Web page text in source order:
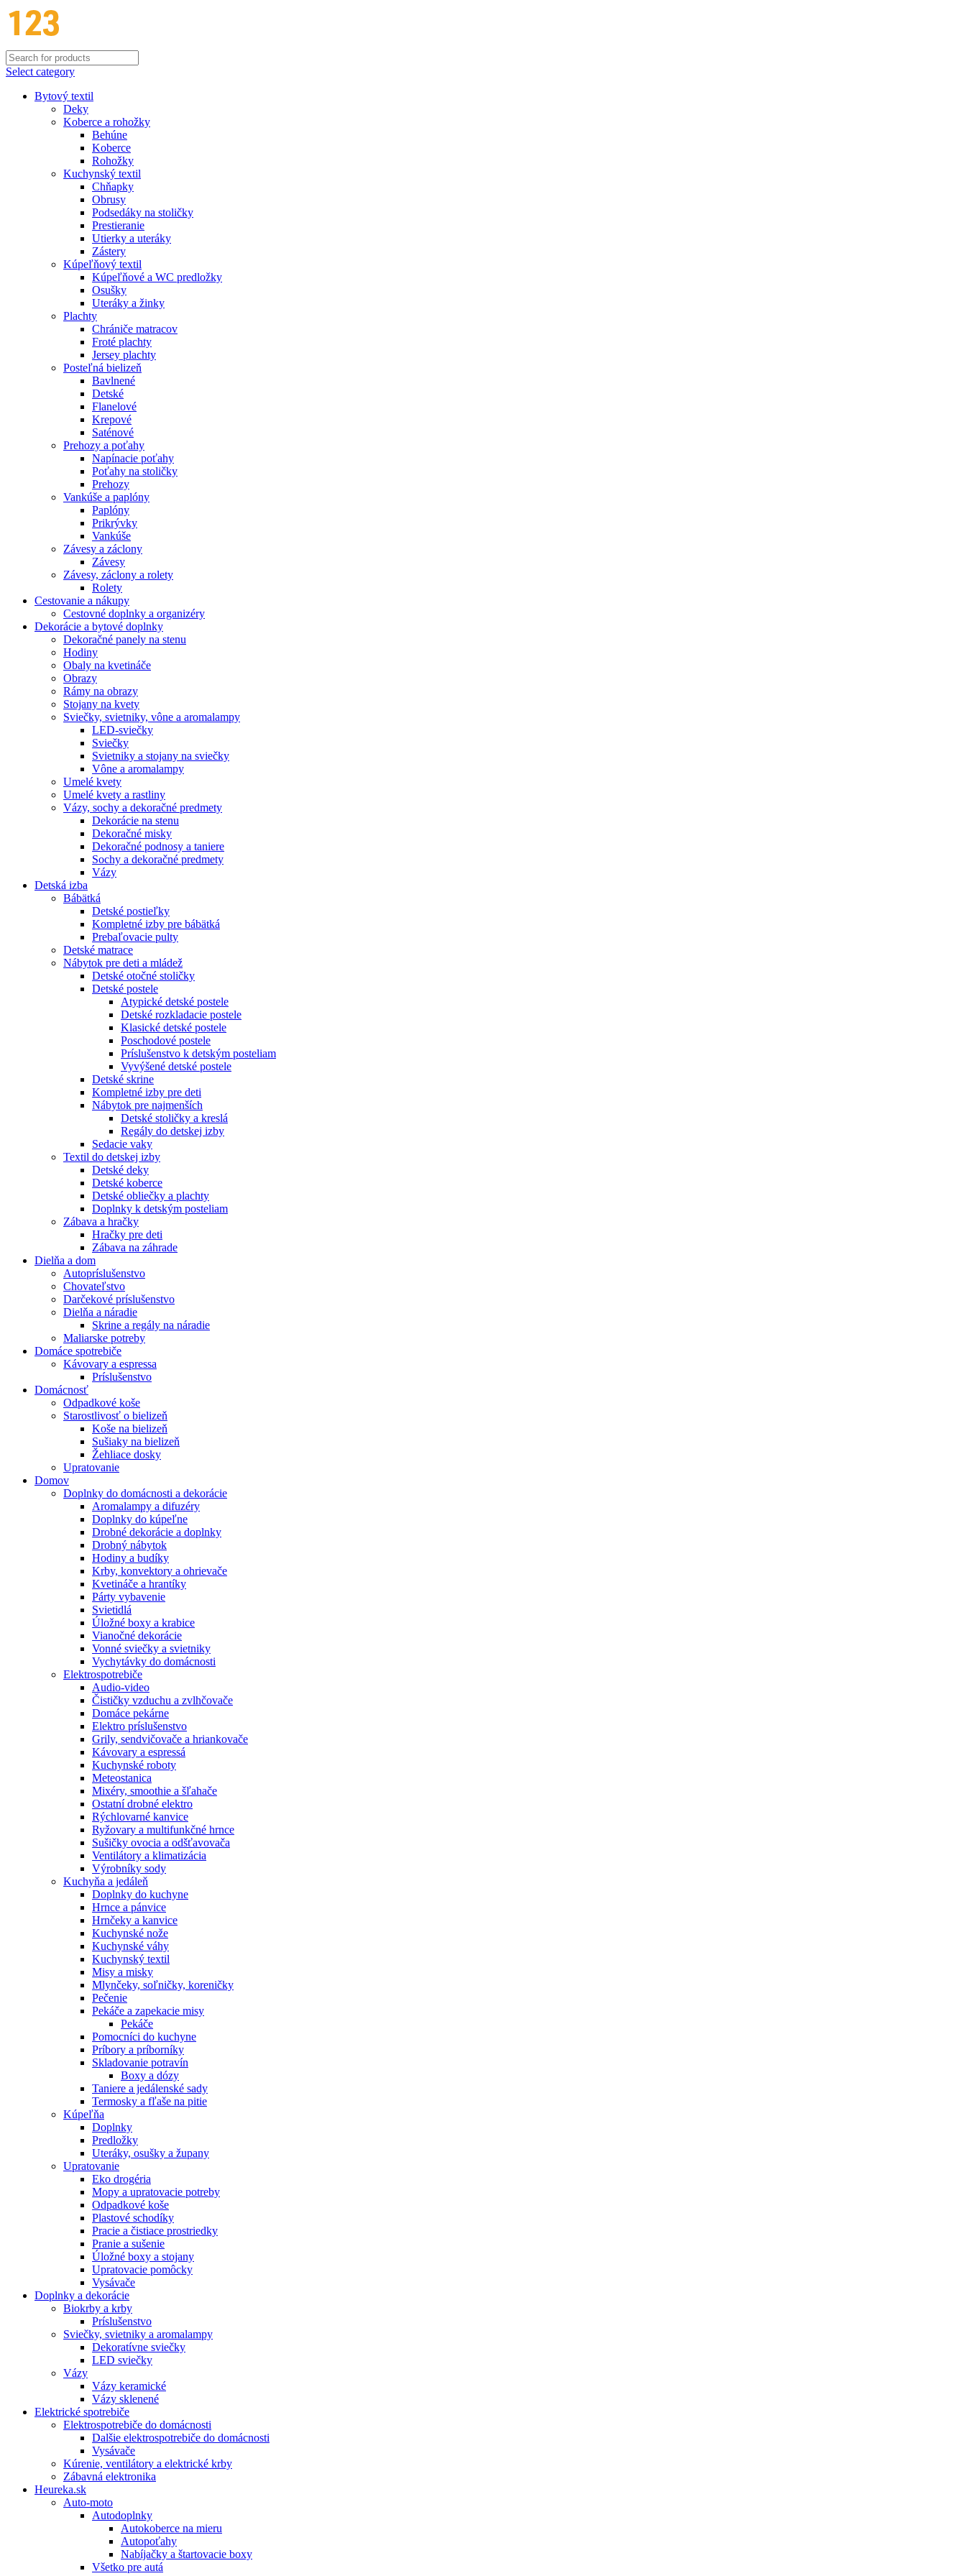
Select category
Bytový textil
Deky
Koberce a rohožky
Behúne
Koberce
Rohožky
Kuchynský textil
Chňapky
Obrusy
Podsedáky na stoličky
Prestieranie
Utierky a uteráky
Zástery
Kúpeľňový textil
Kúpeľňové a WC predložky
Osušky
Uteráky a žinky
Plachty
Chrániče matracov
Froté plachty
Jersey plachty
Posteľná bielizeň
Bavlnené
Detské
Flanelové
Krepové
Saténové
Prehozy a poťahy
Napínacie poťahy
Poťahy na stoličky
Prehozy
Vankúše a paplóny
Paplóny
Prikrývky
Vankúše
Závesy a záclony
Závesy
Závesy, záclony a rolety
Rolety
Cestovanie a nákupy
Cestovné doplnky a organizéry
Dekorácie a bytové doplnky
Dekoračné panely na stenu
Hodiny
Obaly na kvetináče
Obrazy
Rámy na obrazy
Stojany na kvety
Sviečky, svietniky, vône a aromalampy
LED-sviečky
Sviečky
Svietniky a stojany na sviečky
Vône a aromalampy
Umelé kvety
Umelé kvety a rastliny
Vázy, sochy a dekoračné predmety
Dekorácie na stenu
Dekoračné misky
Dekoračné podnosy a taniere
Sochy a dekoračné predmety
Vázy
Detská izba
Bábätká
Detské postieľky
Kompletné izby pre bábätká
Prebaľovacie pulty
Detské matrace
Nábytok pre deti a mládež
Detské otočné stoličky
Detské postele
Atypické detské postele
Detské rozkladacie postele
Klasické detské postele
Poschodové postele
Príslušenstvo k detským posteliam
Vyvýšené detské postele
Detské skrine
Kompletné izby pre deti
Nábytok pre najmenších
Detské stoličky a kreslá
Regály do detskej izby
Sedacie vaky
Textil do detskej izby
Detské deky
Detské koberce
Detské obliečky a plachty
Doplnky k detským posteliam
Zábava a hračky
Hračky pre deti
Zábava na záhrade
Dielňa a dom
Autopríslušenstvo
Chovateľstvo
Darčekové príslušenstvo
Dielňa a náradie
Skrine a regály na náradie
Maliarske potreby
Domáce spotrebiče
Kávovary a espressa
Príslušenstvo
Domácnosť
Odpadkové koše
Starostlivosť o bielizeň
Koše na bielizeň
Sušiaky na bielizeň
Žehliace dosky
Upratovanie
Domov
Doplnky do domácnosti a dekorácie
Aromalampy a difuzéry
Doplnky do kúpeľne
Drobné dekorácie a doplnky
Drobný nábytok
Hodiny a budíky
Krby, konvektory a ohrievače
Kvetináče a hrantíky
Párty vybavenie
Svietidlá
Úložné boxy a krabice
Vianočné dekorácie
Vonné sviečky a svietniky
Vychytávky do domácnosti
Elektrospotrebiče
Audio-video
Čističky vzduchu a zvlhčovače
Domáce pekárne
Elektro príslušenstvo
Grily, sendvičovače a hriankovače
Kávovary a espressá
Kuchynské roboty
Meteostanica
Mixéry, smoothie a šľahače
Ostatní drobné elektro
Rýchlovarné kanvice
Ryžovary a multifunkčné hrnce
Sušičky ovocia a odšťavovača
Ventilátory a klimatizácia
Výrobníky sody
Kuchyňa a jedáleň
Doplnky do kuchyne
Hrnce a pánvice
Hrnčeky a kanvice
Kuchynské nože
Kuchynské váhy
Kuchynský textil
Misy a misky
Mlynčeky, soľničky, koreničky
Pečenie
Pekáče a zapekacie misy
Pekáče
Pomocníci do kuchyne
Príbory a príborníky
Skladovanie potravín
Boxy a dózy
Taniere a jedálenské sady
Termosky a fľaše na pitie
Kúpeľňa
Doplnky
Predložky
Uteráky, osušky a župany
Upratovanie
Eko drogéria
Mopy a upratovacie potreby
Odpadkové koše
Plastové schodíky
Pracie a čistiace prostriedky
Pranie a sušenie
Úložné boxy a stojany
Upratovacie pomôcky
Vysávače
Doplnky a dekorácie
Biokrby a krby
Príslušenstvo
Sviečky, svietniky a aromalampy
Dekoratívne sviečky
LED sviečky
Vázy
Vázy keramické
Vázy sklenené
Elektrické spotrebiče
Elektrospotrebiče do domácnosti
Dalšie elektrospotrebiče do domácnosti
Vysávače
Kúrenie, ventilátory a elektrické krby
Zábavná elektronika
Heureka.sk
Auto-moto
Autodoplnky
Autokoberce na mieru
Autopoťahy
Nabíjačky a štartovacie boxy
Všetko pre autá